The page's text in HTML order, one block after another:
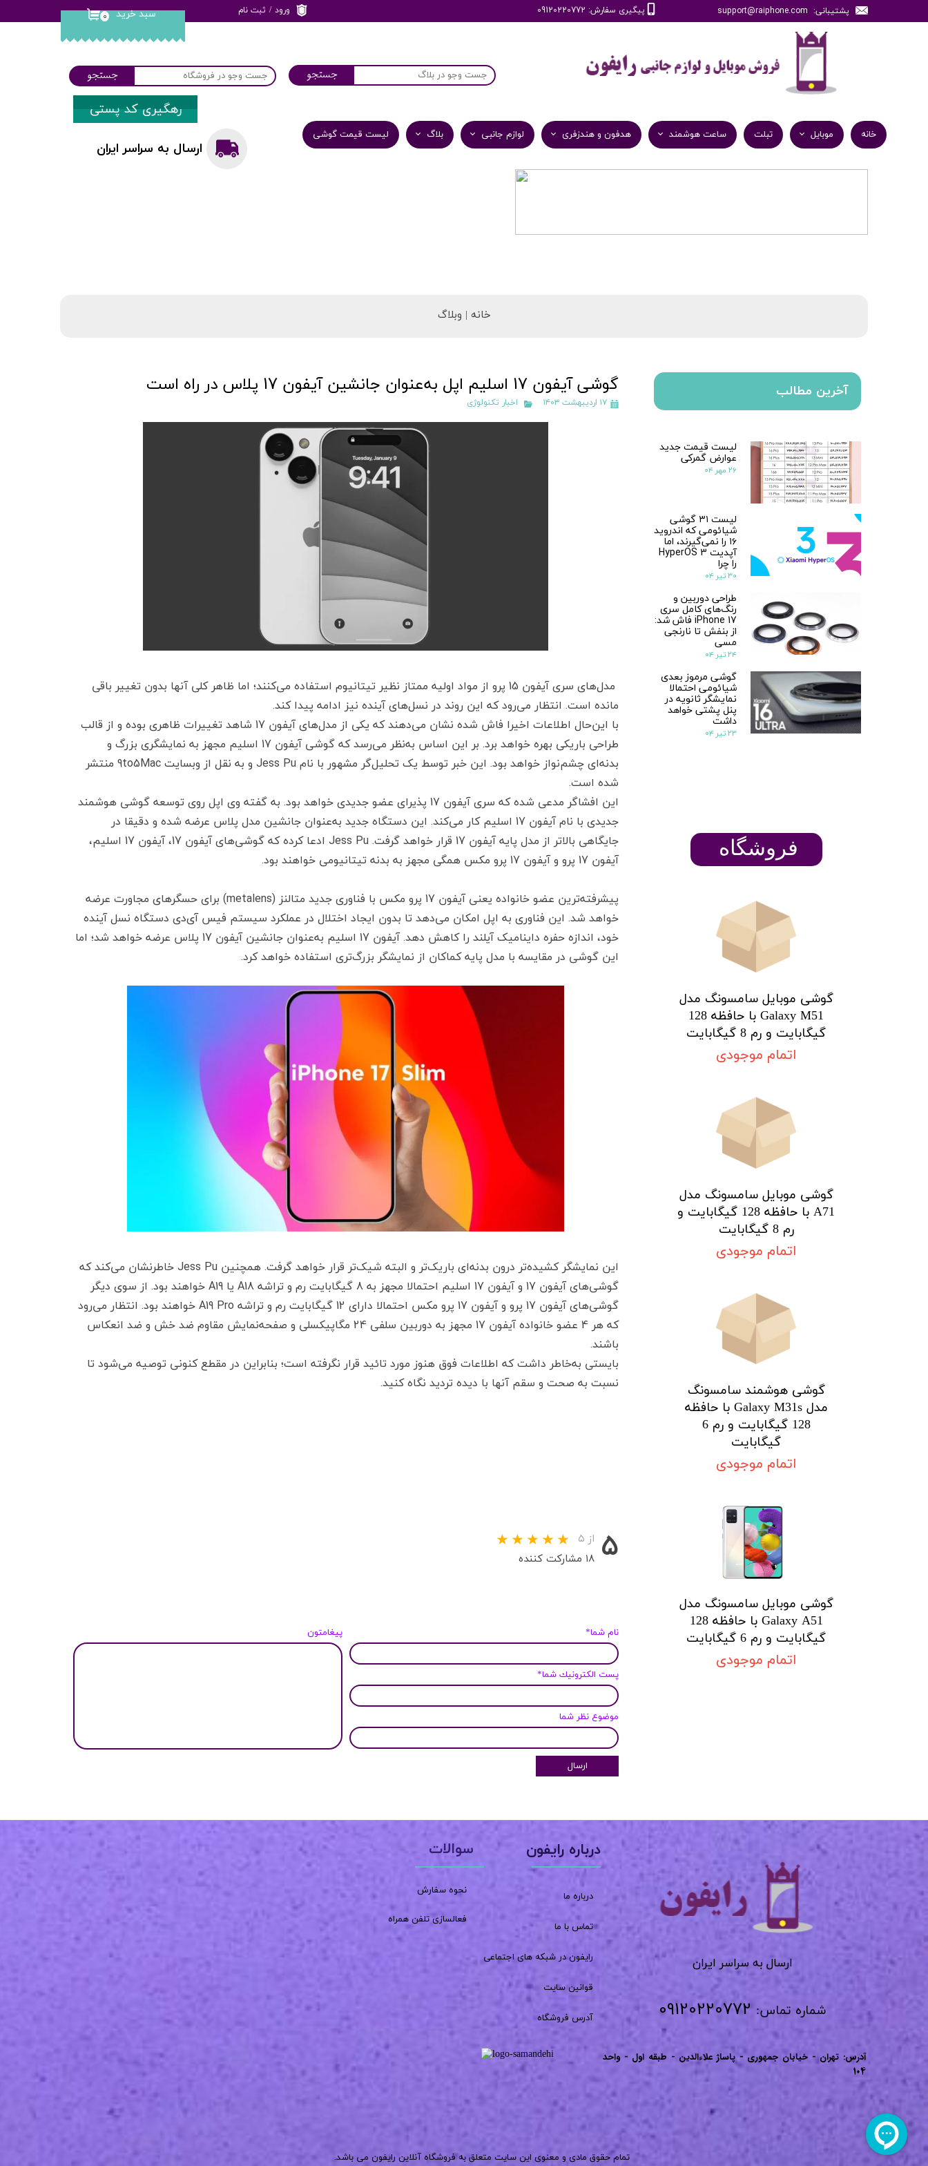
پشتیبانی: support@raiphone.com پیگیری سفارش: 09120220772 ۰ سبد خرید ورود / ثبت نام
سفارشات
خانه
موبایل تبلت ساعت هوشمند هدفون و هندزفری لوازم جانبی بلاگ لیست قیمت گوشی
جستجو جستجو
ارسال به سراسر ایران
رهگیری کد پستی
خانه | وبلاگ
گوشی آیفون 17 اسلیم اپل به‌عنوان جانشین آیفون 17 پلاس در راه است
۱۷ اردیبهشت ۱۴۰۳ اخبار تکنولوژی
مدل‌های سری آیفون 15 پرو از مواد اولیه ممتاز نظیر تیتانیوم استفاده می‌کنند؛ اما ظاهر کلی آنها بدون تغییر باقی
مانده است. انتظار می‌رود که این روند در نسل‌های آینده نیز ادامه پیدا کند.
با این‌حال اطلاعات اخیرا فاش شده نشان می‌دهند که یکی از مدل‌های آیفون 17 شاهد تغییرات ظاهری بوده و از قالب
طراحی باریکی بهره خواهد برد. بر این اساس به‌نظر می‌رسد که گوشی آیفون 17 اسلیم مجهز به نمایشگری بزرگ و
بدنه‌ای چشم‌نواز خواهد بود. این خبر توسط یک تحلیل‌گر مشهور با نام Jess Pu و به نقل از وبسایت 9to5Mac منتشر
شده است.
این افشاگر مدعی شده که سری آیفون 17 پذیرای عضو جدیدی خواهد بود. به گفته وی اپل روی توسعه گوشی هوشمند
جدیدی با نام آیفون 17 اسلیم کار می‌کند. این دستگاه جدید به‌عنوان جانشین مدل پلاس عرضه شده و دقیقا در
جایگاهی بالاتر از مدل پایه آیفون 17 قرار خواهد گرفت. Jess Pu ادعا کرده که گوشی‌های آیفون 17، آیفون 17 اسلیم،
آیفون 17 پرو و آیفون 17 پرو مکس همگی مجهز به بدنه تیتانیومی خواهند بود.
پیشرفته‌ترین عضو خانواده یعنی آیفون 17 پرو مکس با فناوری جدید متالنز (metalens) برای حسگرهای مجاورت عرضه
خواهد شد. این فناوری به اپل امکان می‌دهد تا بدون ایجاد اختلال در عملکرد سیستم فیس آی‌دی دستگاه نسل آینده
خود، اندازه حفره داینامیک آیلند را کاهش دهد. آیفون 17 اسلیم به‌عنوان جانشین آیفون 17 پلاس عرضه خواهد شد؛ اما
این گوشی در مقایسه با مدل پایه کماکان از نمایشگر بزرگ‌تری استفاده خواهد کرد.
این نمایشگر کشیده‌تر درون بدنه‌ای باریک‌تر و البته شیک‌تر قرار خواهد گرفت. همچنین Jess Pu خاطرنشان می‌کند که
گوشی‌های آیفون 17 و آیفون 17 اسلیم احتمالا مجهز به 8 گیگابایت رم و تراشه‌ A18 یا A19 خواهند بود. از سوی دیگر
گوشی‌های آیفون 17 پرو و آیفون 17 پرو مکس احتمالا دارای 12 گیگابایت رم و تراشه A19 Pro خواهند بود. انتظار می‌رود
که هر 4 عضو خانواده آیفون 17 مجهز به دوربین سلفی 24 مگاپیکسلی و صفحه‌نمایش مقاوم ضد خش و ضد انعکاس
باشند.
بایستی به‌خاطر داشت که اطلاعات فوق هنوز مورد تائید قرار نگرفته است؛ بنابراین در مقطع کنونی توصیه می‌شود تا
نسبت به صحت و سقم آنها با دیده تردید نگاه کنید.
۵ از ۵
۱۸ مشارکت کننده
نام شما*
پست الكترونيك شما*
موضوع نظر شما
پیغامتون
ارسال
گوشی موبایل سامسونگ مدل
Galaxy M51 با حافظه 128
گیگابایت و رم 8 گیگابایت
اتمام موجودی
گوشی موبایل سامسونگ مدل
A71 با حافظه 128 گیگابایت و
رم 8 گیگابایت
اتمام موجودی
گوشی هوشمند سامسونگ
مدل Galaxy M31s با حافظه
128 گیگابایت و رم 6
گیگابایت
اتمام موجودی
گوشی موبایل سامسونگ مدل
Galaxy A51 با حافظه 128
گیگابایت و رم 6 گیگابایت
اتمام موجودی
​​​​فروشگاه
آخرین مطالب
لیست قیمت جدید
عوارض گمرکی
۲۶ مهر ۰۴
لیست ۳۱ گوشی
شیائومی که اندروید
۱۶ را نمی‌گیرند، اما
آپدیت HyperOS 3
را چرا
۳۰ تیر ۰۴
طراحی دوربین و
رنگ‌های کامل سری
iPhone 17 فاش شد:
از بنفش تا نارنجی
مسی
۲۴ تیر ۰۴
گوشی مرموز بعدی
شیائومی احتمالا
نمایشگر ثانویه در
پنل پشتی خواهد
داشت
۲۳ تیر ۰۴
​​​​​​ارسال به سراسر ایران
شماره تماس: 09120220772
آدرس: تهران - خیابان جمهوری - پاساژ علاءالدین - طبقه اول - واحد
104
سوالات
نحوه سفارش
فعالسازی تلفن همراه
تمام حقوق مادی و معنوی این سایت متعلق به فروشگاه آنلاین رایفون می باشد.
درباره رایفون
درباره ما
تماس با ما
رایفون در شبکه های اجتماعی
قوانین سایت
آدرس فروشگاه